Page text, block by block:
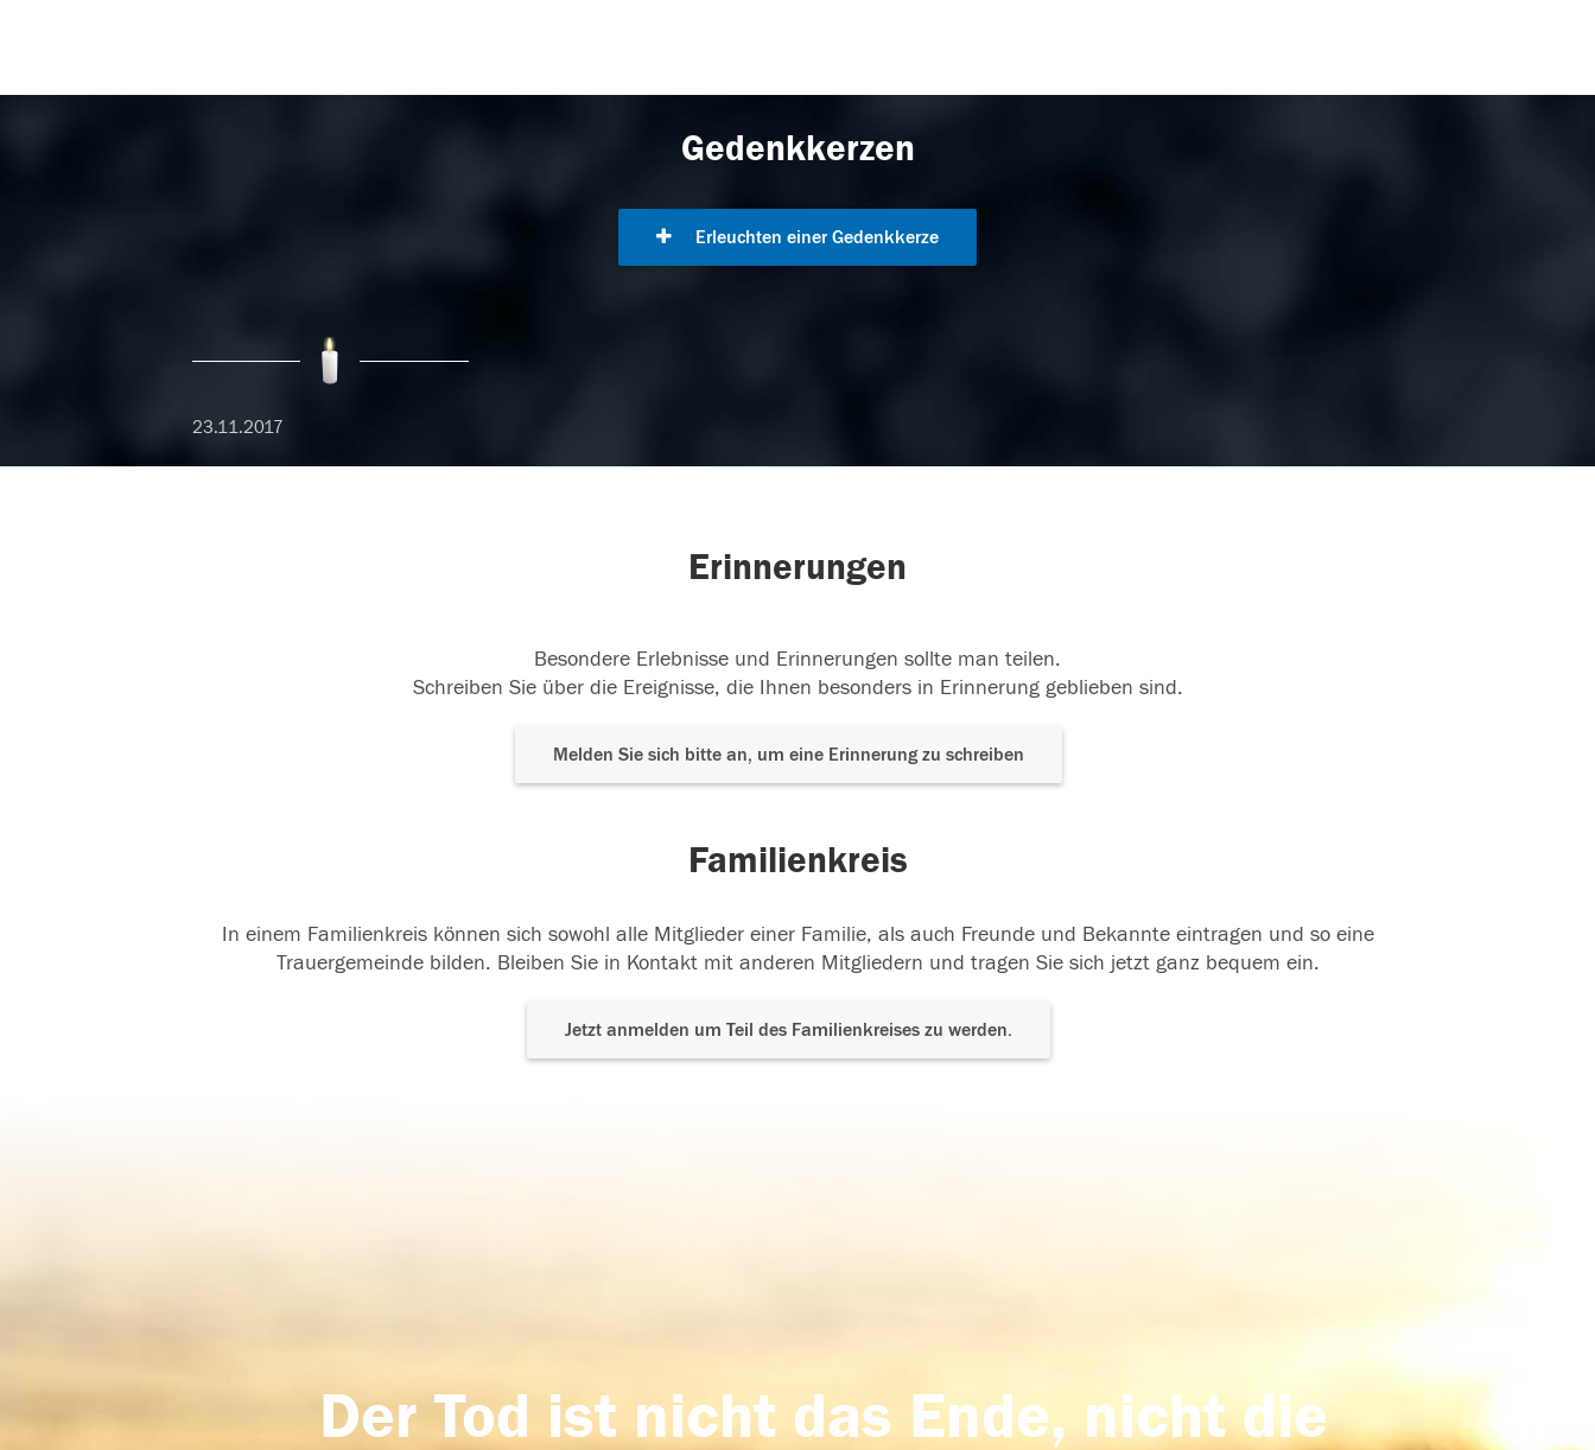
Gedenkkerzen
Erleuchten einer Gedenkkerze
23.11.2017
Erinnerungen
Besondere Erlebnisse und Erinnerungen sollte man teilen.
Schreiben Sie über die Ereignisse, die Ihnen besonders in Erinnerung geblieben sind.
Melden Sie sich bitte an, um eine Erinnerung zu schreiben
Familienkreis
In einem Familienkreis können sich sowohl alle Mitglieder einer Familie, als auch Freunde und Bekannte eintragen und so eine
Trauergemeinde bilden. Bleiben Sie in Kontakt mit anderen Mitgliedern und tragen Sie sich jetzt ganz bequem ein.
Jetzt anmelden um Teil des Familienkreises zu werden.
Der Tod ist nicht das Ende, nicht die